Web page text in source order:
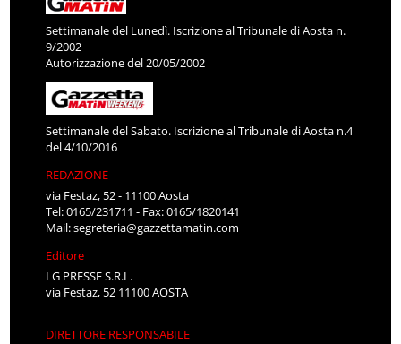
Settimanale del Lunedì. Iscrizione al Tribunale di Aosta n.
9/2002
Autorizzazione del 20/05/2002
Settimanale del Sabato. Iscrizione al Tribunale di Aosta n.4
del 4/10/2016
REDAZIONE
via Festaz, 52 - 11100 Aosta
Tel: 0165/231711 - Fax: 0165/1820141
Mail:segreteria@gazzettamatin.com
Editore
LG PRESSE S.R.L.
via Festaz, 52 11100 AOSTA
DIRETTORE RESPONSABILE